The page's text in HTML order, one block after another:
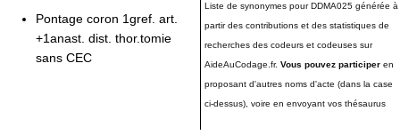
Pontage coron 1gref. art.
+1anast. dist. thor.tomie
sans CEC
Liste de synonymes pour DDMA025 générée à
partir des contributions et des statistiques de
recherches des codeurs et codeuses sur
AideAuCodage.fr. Vous pouvez participer en
proposant d'autres noms d'acte (dans la case
ci-dessus), voire en envoyant vos thésaurus